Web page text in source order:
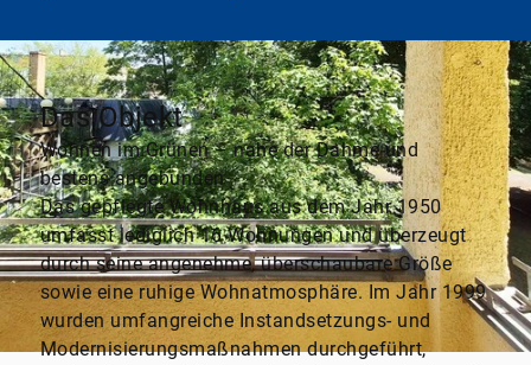
Das Objekt
Wohnen im Grünen – nahe der Dahme und
bestens angebunden
Das gepflegte Wohnhaus aus dem Jahr 1950
umfasst lediglich 16 Wohnungen und überzeugt
durch seine angenehme, überschaubare Größe
sowie eine ruhige Wohnatmosphäre. Im Jahr 1999
wurden umfangreiche Instandsetzungs- und
Modernisierungsmaßnahmen durchgeführt,